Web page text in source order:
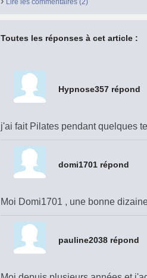
Lire les commentaires (2)
Toutes les réponses à cet article :
Hypnose357 répond
j'ai fait Pilates pendant quelques
domi1701 répond
Moi Domi1701 , une bonne
pauline2038 répond